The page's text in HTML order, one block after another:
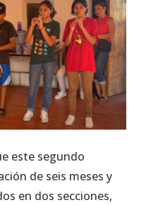
este segundo
de seis meses y
en dos secciones,